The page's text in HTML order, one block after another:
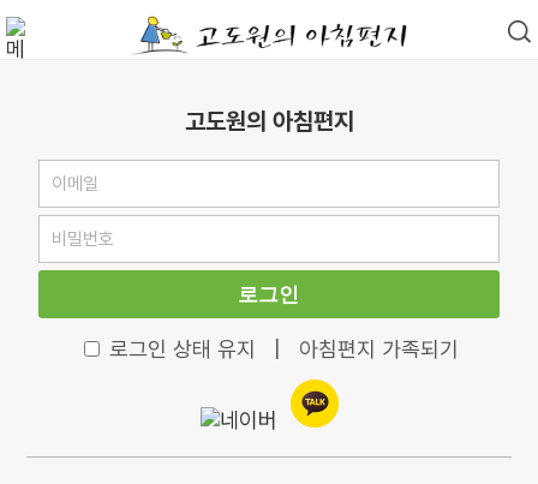
고도원의 아침편지
로그인
로그인 상태 유지 아침편지 가족되기